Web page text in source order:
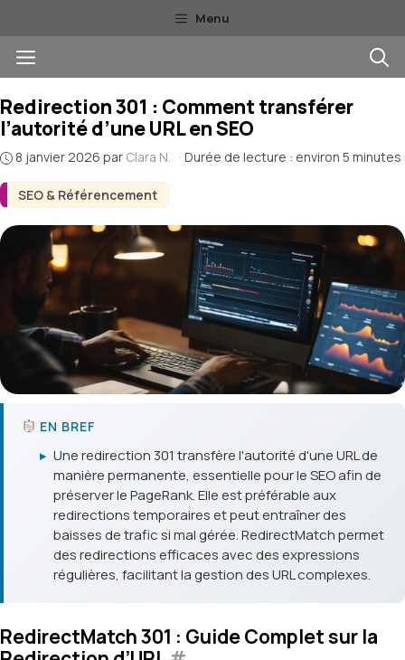
au
contenu
Menu
Menu
SEO & Référencement
Redirection 301 : Comment transférer
l’autorité d’une URL en SEO
8 janvier 2026 par Clara N. · Durée de lecture : environ 5 minutes
EN BREF
▸ Une redirection 301 transfère l'autorité d'une URL de
manière permanente, essentielle pour le SEO afin de
préserver le PageRank. Elle est préférable aux
redirections temporaires et peut entraîner des
baisses de trafic si mal gérée. RedirectMatch permet
des redirections efficaces avec des expressions
régulières, facilitant la gestion des URL complexes.
RedirectMatch 301 : Guide Complet sur la